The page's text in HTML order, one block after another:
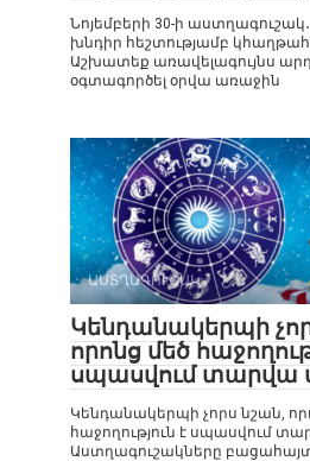
Նոյեմբերի 30-ի
խնդիր հեշտությամբ
Աշխատեք առավելագույնս
օգտագործել օրվա առաջին
ԱՍՏՂԱԳՈՒՇԱԿ
Կենդանակերպի
որոնց մեծ
սպասվում տարվա
Կենդանակերպի չորս նշան,
հաջողություն է սպասվում
Աստղագուշակները